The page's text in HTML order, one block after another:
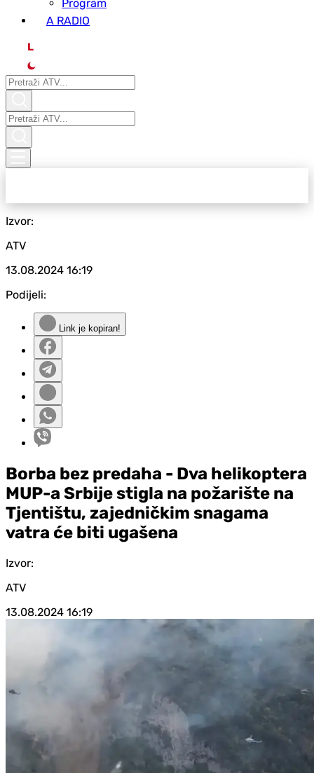
Program
A RADIO
L
Izvor:
ATV
13.08.2024 16:19
Podijeli:
Link je kopiran!
Borba bez predaha - Dva helikoptera
MUP-a Srbije stigla na požarište na
Tjentištu, zajedničkim snagama
vatra će biti ugašena
Izvor:
ATV
13.08.2024 16:19